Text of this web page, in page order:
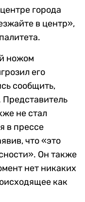
города
в центр»,
ножом
его
сообщить,
Представитель
не стал
в прессе
что «это
Он также
нет никаких
как